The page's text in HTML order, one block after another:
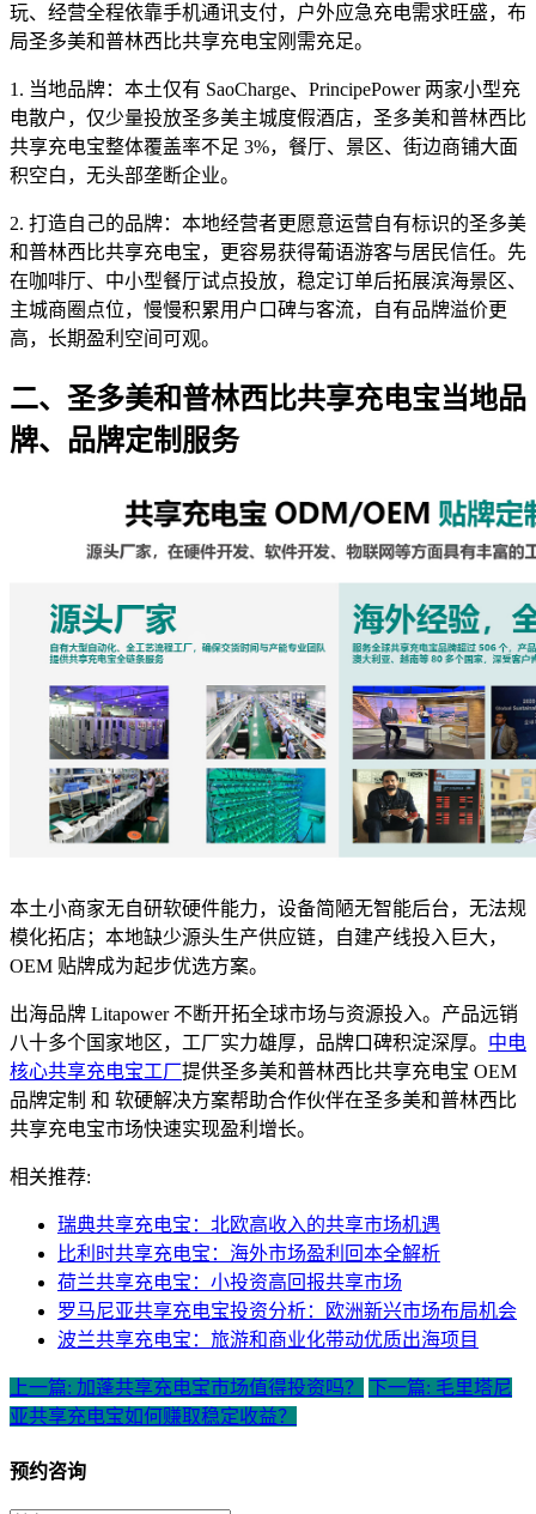
玩、经营全程依靠手机通讯支付，户外应急充电需求旺盛，布
局圣多美和普林西比共享充电宝刚需充足。
1. 当地品牌：本土仅有 SaoCharge、PrincipePower 两家小型充
电散户，仅少量投放圣多美主城度假酒店，圣多美和普林西比
共享充电宝整体覆盖率不足 3%，餐厅、景区、街边商铺大面
积空白，无头部垄断企业。
2. 打造自己的品牌：本地经营者更愿意运营自有标识的圣多美
和普林西比共享充电宝，更容易获得葡语游客与居民信任。先
在咖啡厅、中小型餐厅试点投放，稳定订单后拓展滨海景区、
主城商圈点位，慢慢积累用户口碑与客流，自有品牌溢价更
高，长期盈利空间可观。
二、圣多美和普林西比共享充电宝当地品
牌、品牌定制服务
本土小商家无自研软硬件能力，设备简陋无智能后台，无法规
模化拓店；本地缺少源头生产供应链，自建产线投入巨大，
OEM 贴牌成为起步优选方案。
出海品牌 Litapower 不断开拓全球市场与资源投入。产品远销
八十多个国家地区，工厂实力雄厚，品牌口碑积淀深厚。 中电
核心共享充电宝工厂提供圣多美和普林西比共享充电宝 OEM
品牌定制 和 软硬解决方案帮助合作伙伴在圣多美和普林西比
共享充电宝市场快速实现盈利增长。
相关推荐:
瑞典共享充电宝：北欧高收入的共享市场机遇
比利时共享充电宝：海外市场盈利回本全解析
荷兰共享充电宝：小投资高回报共享市场
罗马尼亚共享充电宝投资分析：欧洲新兴市场布局机会
波兰共享充电宝：旅游和商业化带动优质出海项目
上一篇: 加蓬共享充电宝市场值得投资吗？
下一篇: 毛里塔尼
亚共享充电宝如何赚取稳定收益？
预约咨询